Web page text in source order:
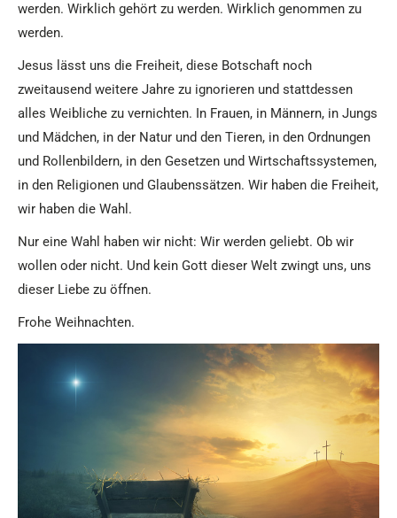
werden. Wirklich gehört zu werden. Wirklich genommen zu
werden.
Jesus lässt uns die Freiheit, diese Botschaft noch
zweitausend weitere Jahre zu ignorieren und stattdessen
alles Weibliche zu vernichten. In Frauen, in Männern, in Jungs
und Mädchen, in der Natur und den Tieren, in den Ordnungen
und Rollenbildern, in den Gesetzen und Wirtschaftssystemen,
in den Religionen und Glaubenssätzen. Wir haben die Freiheit,
wir haben die Wahl.
Nur eine Wahl haben wir nicht: Wir werden geliebt. Ob wir
wollen oder nicht. Und kein Gott dieser Welt zwingt uns, uns
dieser Liebe zu öffnen.
Frohe Weihnachten.